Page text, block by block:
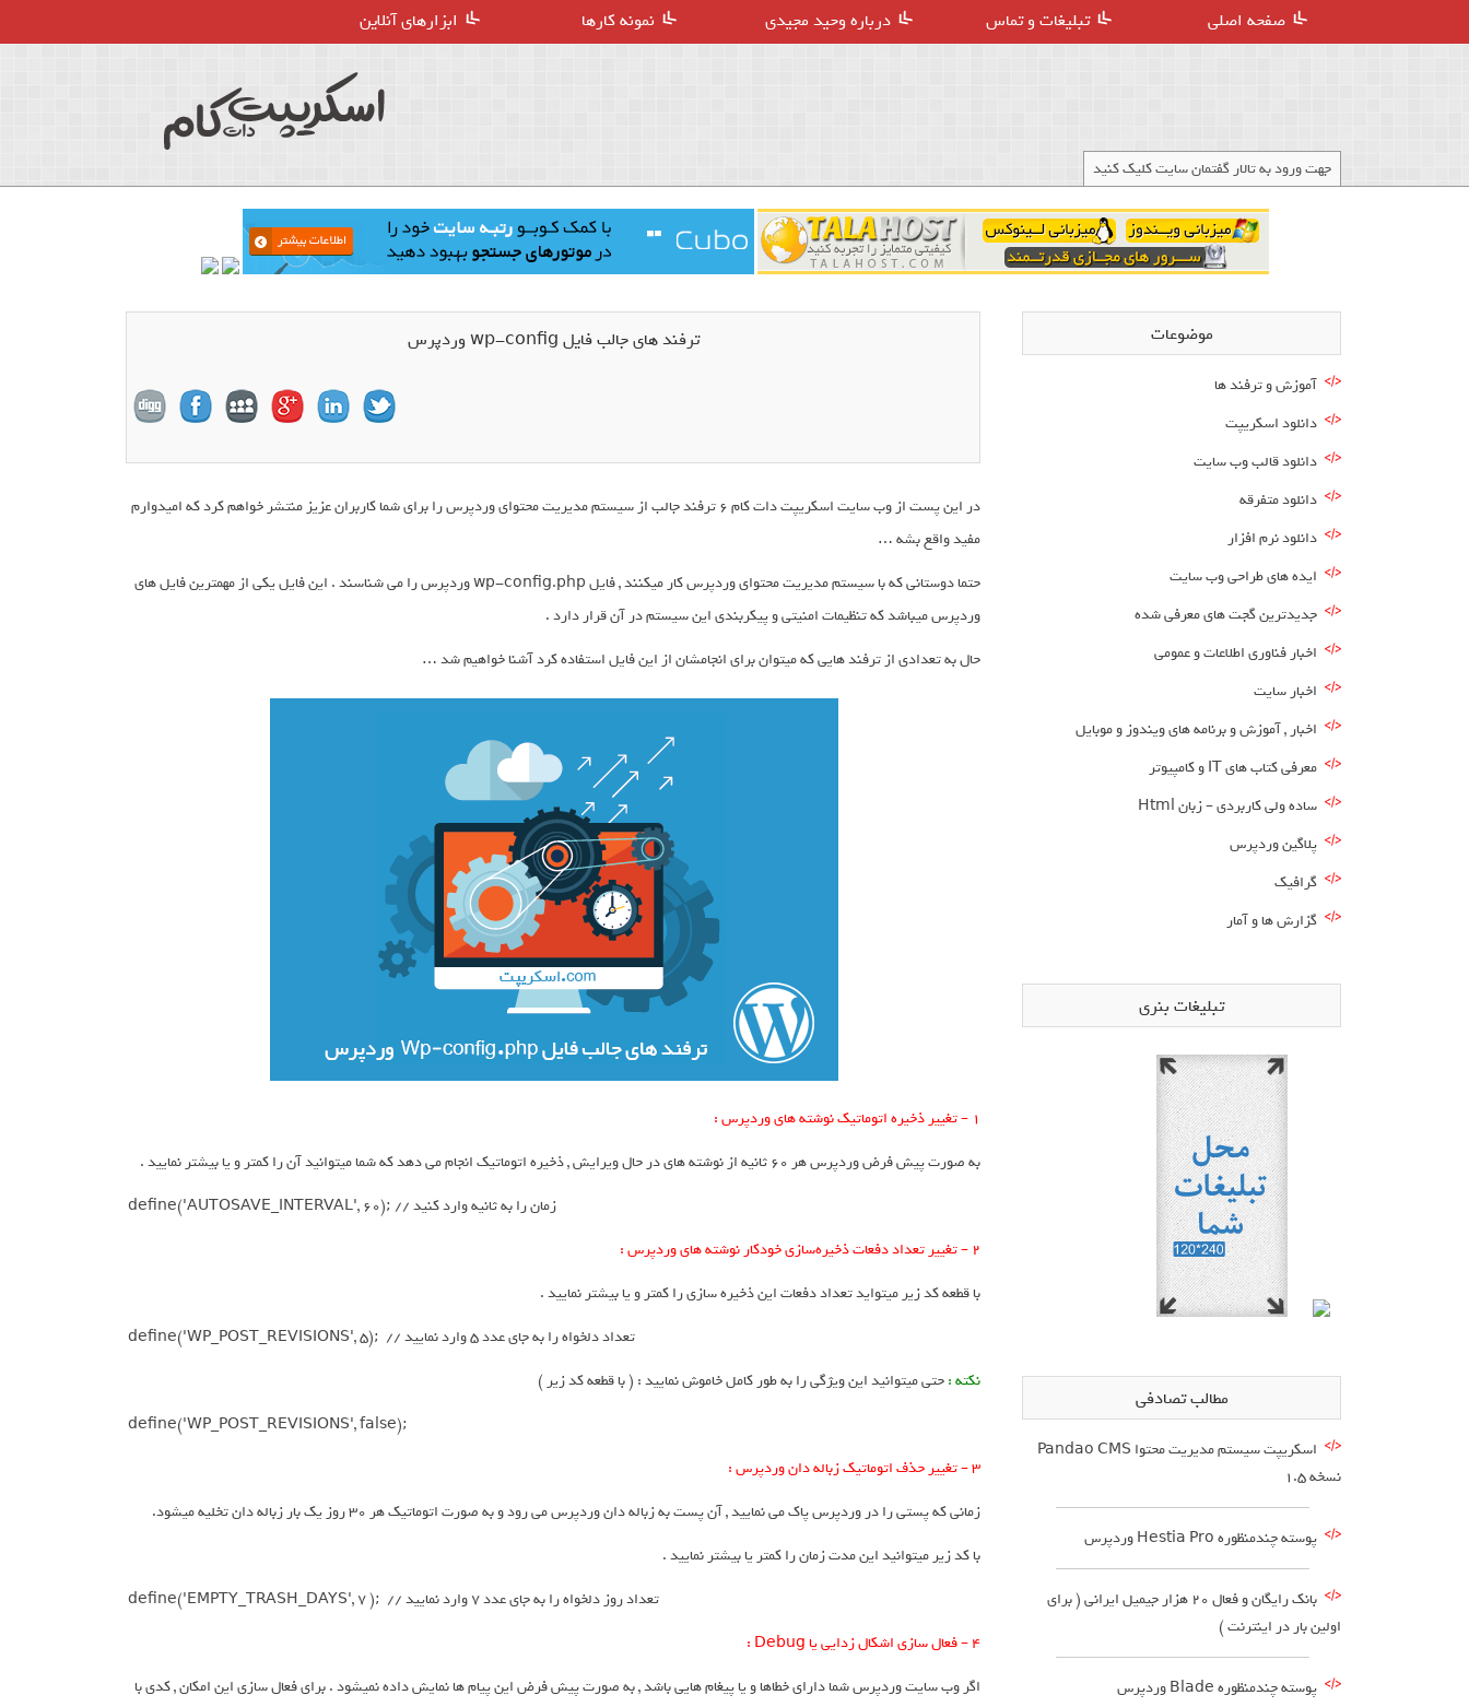
صفحه اصلی تبلیغات و تماس درباره وحید مجیدی نمونه کارها ابزارهای آنلاین
جهت ورود به تالار گفتمان سایت کلیک کنید
ترفند های جالب فایل wp-config وردپرس
در این پست از وب سایت اسکریپت دات کام 6 ترفند جالب از سیستم مدیریت محتوای وردپرس را برای شما کاربران عزیز منتشر خواهم کرد که امیدوارم
مفید واقع بشه …
حتما دوستانی که با سیستم مدیریت محتوای وردپرس کار میکنند , فایل wp-config.php وردپرس را می شناسند . این فایل یکی از مهمترین فایل های
وردپرس میباشد که تنظیمات امنیتی و پیکربندی این سیستم در آن قرار دارد .
حال به تعدادی از ترفند هایی که میتوان برای انجامشان از این فایل استفاده کرد آشنا خواهیم شد …
1 – تغییر ذخیره اتوماتیک نوشته های وردپرس :
به صورت پیش فرض وردپرس هر 60 ثانیه از نوشته های در حال ویرایش , ذخیره اتوماتیک انجام می دهد که شما میتوانید آن را کمتر و یا بیشتر نمایید .
define('AUTOSAVE_INTERVAL', 60); // زمان را به ثانیه وارد کنید
2 – تغییر تعداد دفعات ذخیره‌سازی خودکار نوشته های وردپرس :
با قطعه کد زیر میتواید تعداد دفعات این ذخیره سازی را کمتر و یا بیشتر نمایید .
define('WP_POST_REVISIONS', 5);  // تعداد دلخواه را به جای عدد 5 وارد نمایید
نکته :‌حتی میتوانید این ویژگی را به طور کامل خاموش نمایید : ( با قطعه کد زیر )
define('WP_POST_REVISIONS', false);
3 – تغییر حذف اتوماتیک زباله دان وردپرس :
زمانی که پستی را در وردپرس پاک می نمایید , آن پست به زباله دان وردپرس می رود و به صورت اتوماتیک هر ۳۰ روز یک بار زباله دان تخلیه میشود.
با کد زیر میتوانید این مدت زمان را کمتر یا بیشتر نمایید .
define('EMPTY_TRASH_DAYS', 7 );  // تعداد روز دلخواه را به جای عدد 7 وارد نمایید
4 – فعال سازی اشکال زدایی یا Debug :
اگر وب سایت وردپرس شما دارای خطاها و یا پیغام هایی باشد , به صورت پیش فرض این پیام ها نمایش داده نمیشود . برای فعال سازی این امکان , کدی با
موضوعات
آموزش و ترفند ها
دانلود اسکریپت
دانلود قالب وب سایت
دانلود متفرقه
دانلود نرم افزار
ایده های طراحی وب سایت
جدیدترین گجت های معرفی شده
اخبار فناوری اطلاعات و عمومی
اخبار سایت
اخبار , آموزش و برنامه های ویندوز و موبایل
معرفی کتاب های IT و کامپیوتر
ساده ولی کاربردی – زبان Html
پلاگین وردپرس
گرافیک
گزارش ها و آمار
تبلیغات بنری
مطالب تصادفی
اسکریپت سیستم مدیریت محتوا Pandao CMS
نسخه ۱.۵
پوسته چندمنظوره Hestia Pro وردپرس
بانک رایگان و فعال 20 هزار جیمیل ایرانی ( برای
اولین بار در اینترنت )
پوسته چندمنظوره Blade وردپرس